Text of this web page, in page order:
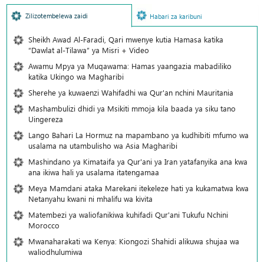
Zilizotembelewa zaidi Habari za karibuni
Sheikh Awad Al-Faradi, Qari mwenye kutia Hamasa katika
“Dawlat al-Tilawa” ya Misri + Video
Awamu Mpya ya Muqawama: Hamas yaangazia mabadiliko
katika Ukingo wa Magharibi
Sherehe ya kuwaenzi Wahifadhi wa Qur'an nchini Mauritania
Mashambulizi dhidi ya Msikiti mmoja kila baada ya siku tano
Uingereza
Lango Bahari La Hormuz na mapambano ya kudhibiti mfumo wa
usalama na utambulisho wa Asia Magharibi
Mashindano ya Kimataifa ya Qur'ani ya Iran yatafanyika ana kwa
ana ikiwa hali ya usalama itatengamaa
Meya Mamdani ataka Marekani itekeleze hati ya kukamatwa kwa
Netanyahu kwani ni mhalifu wa kivita
Matembezi ya waliofanikiwa kuhifadi Qur'ani Tukufu Nchini
Morocco
Mwanaharakati wa Kenya: Kiongozi Shahidi alikuwa shujaa wa
waliodhulumiwa